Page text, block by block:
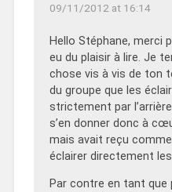
09/11/2012 at 16:14
Hello Stéphane, merci
eu du plaisir à lire. Je
chose vis à vis de ton
du groupe que les
strictement par
s’en donner donc à
mais avait reçu
éclairer directement
Par contre en tant que